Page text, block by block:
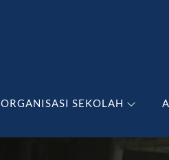
ORGANISASI SEKOLAH